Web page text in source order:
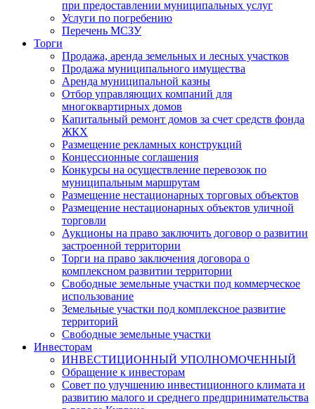
при предоставлении муниципальных услуг
Услуги по погребению
Перечень МСЗУ
Торги
Продажа, аренда земельных и лесных участков
Продажа муниципального имущества
Аренда муниципальной казны
Отбор управляющих компаний для
многоквартирных домов
Капитальный ремонт домов за счет средств фонда
ЖКХ
Размещение рекламных конструкций
Концессионные соглашения
Конкурсы на осуществление перевозок по
муниципальным маршрутам
Размещение нестационарных торговых объектов
Размещение нестационарных объектов уличной
торговли
Аукционы на право заключить договор о развитии
застроенной территории
Торги на право заключения договора о
комплексном развитии территории
Свободные земельные участки под коммерческое
использование
Земельные участки под комплексное развитие
территорий
Свободные земельные участки
Инвесторам
ИНВЕСТИЦИОННЫЙ УПОЛНОМОЧЕННЫЙ
Обращение к инвесторам
Совет по улучшению инвестиционного климата и
развитию малого и среднего предпринимательства